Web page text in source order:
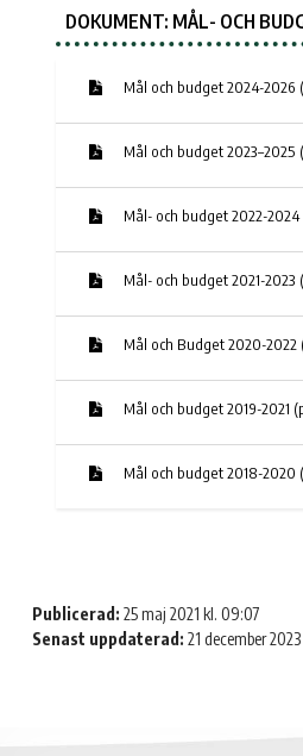
DOKUMENT: MÅL- OCH
Mål och budget 2024-2026
Mål och budget 2023–2025
Mål- och budget 2022-2024
Mål- och budget 2021-2023
Mål och Budget 2020-2022
Mål och budget 2019-2021
Mål och budget 2018-2020
Publicerad: 25 maj 2021 kl. 09:07
Senast uppdaterad: 21 december 2023